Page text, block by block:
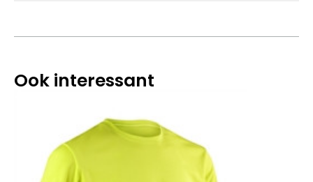
Ook interessant